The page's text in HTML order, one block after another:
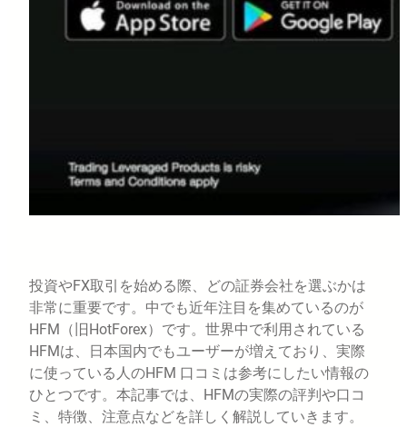
投資やFX取引を始める際、どの証券会社を選ぶかは
非常に重要です。中でも近年注目を集めているのが
HFM（旧HotForex）です。世界中で利用されている
HFMは、日本国内でもユーザーが増えており、実際
に使っている人のHFM 口コミは参考にしたい情報の
ひとつです。本記事では、HFMの実際の評判や口コ
ミ、特徴、注意点などを詳しく解説していきます。